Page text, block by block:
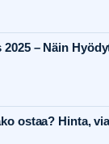
– Näin
ostaa? Hinta,